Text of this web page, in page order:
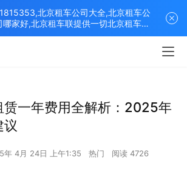
赁一年费用全解析：2025年
议
年 4月 24日 上午1:35 热门 阅读 4726
北京租车公司大全,北京租车公
家好,北京租车联提供一切北京租车解
的租车平台！